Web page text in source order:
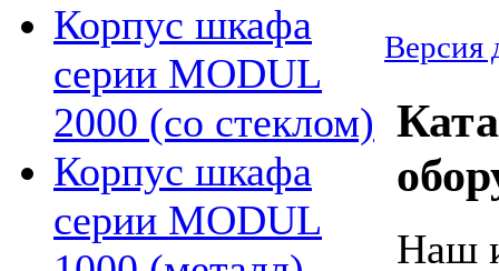
Корпус шкафа
серии MODUL
2000 (со стеклом)
Корпус шкафа
серии MODUL
Версия
Наш